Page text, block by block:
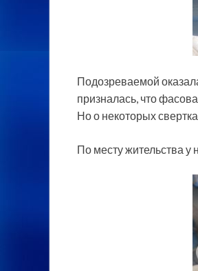
Подозреваемой
призналась, что
Но о некоторых
По месту жительства